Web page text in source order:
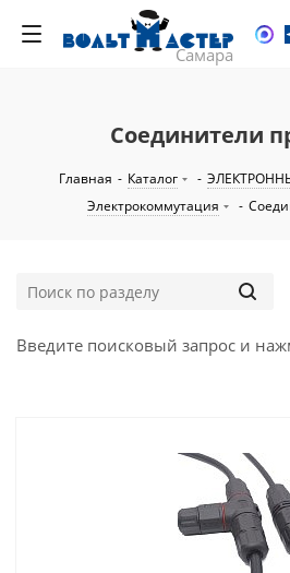
Соединители
Главная - Каталог -
Электрокоммутация
-
Введите поисковый запрос и